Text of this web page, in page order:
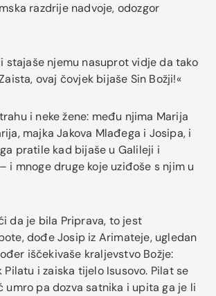
razdrije nadvoje, odozgor
stajaše njemu nasuprot vidje da tako
ovaj čovjek bijaše Sin Božji!«
i neke žene: među njima Marija
majka Jakova Mlađega i Josipa, i
pratile kad bijaše u Galileji i
i mnoge druge koje uziđoše s njim u
da je bila Priprava, to jest
dođe Josip iz Arimateje, ugledan
iščekivaše kraljevstvo Božje:
Pilatu i zaiska tijelo Isusovo. Pilat se
umro pa dozva satnika i upita ga je li